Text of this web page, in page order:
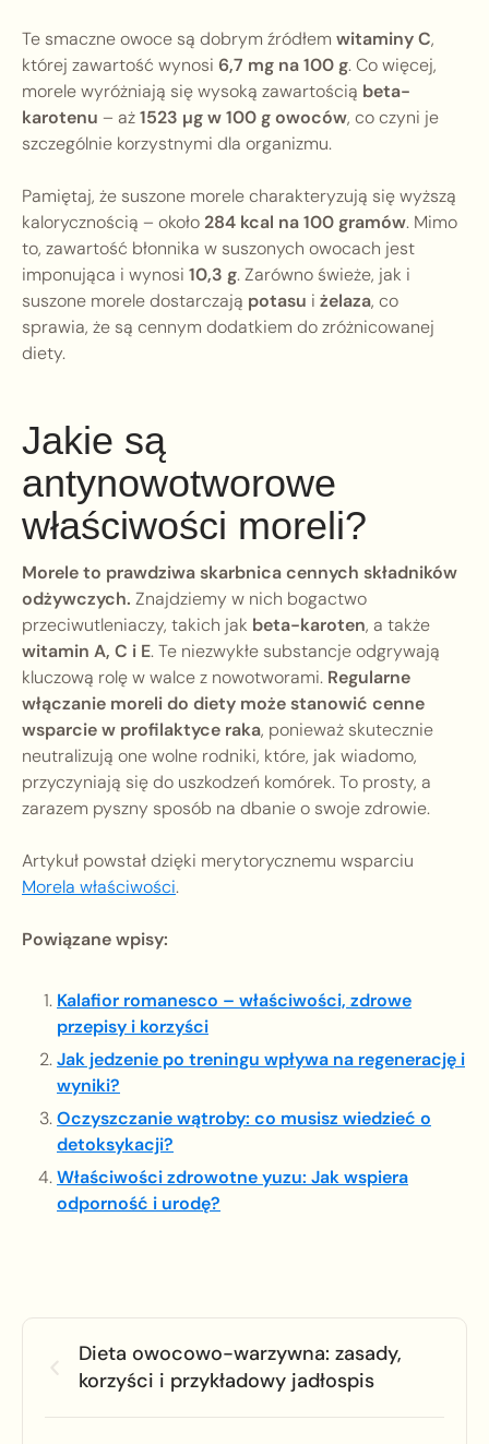
Te smaczne owoce są dobrym źródłem witaminy C,
której zawartość wynosi 6,7 mg na 100 g. Co więcej,
morele wyróżniają się wysoką zawartością beta-
karotenu – aż1523 µg w 100 g owoców, co czyni je
szczególnie korzystnymi dla organizmu.
Pamiętaj, że suszone morele charakteryzują się wyższą
kalorycznością – około284 kcal na 100 gramów. Mimo
to, zawartość błonnika w suszonych owocach jest
imponująca i wynosi 10,3 g. Zarówno świeże, jak i
suszone morele dostarczają potasu i żelaza, co
sprawia, że są cennym dodatkiem do zróżnicowanej
diety.
Jakie są
antynowotworowe
właściwości moreli?
Morele to prawdziwa skarbnica cennych składników
odżywczych. Znajdziemy w nich bogactwo
przeciwutleniaczy, takich jak beta-karoten, a także
witamin A, C i E. Te niezwykłe substancje odgrywają
kluczową rolę w walce z nowotworami. Regularne
włączanie moreli do diety może stanowić cenne
wsparcie w profilaktyce raka, ponieważ skutecznie
neutralizują one wolne rodniki, które, jak wiadomo,
przyczyniają się do uszkodzeń komórek. To prosty, a
zarazem pyszny sposób na dbanie o swoje zdrowie.
Artykuł powstał dzięki merytorycznemu wsparciu
Morela właściwości.
Powiązane wpisy:
Kalafior romanesco – właściwości, zdrowe
przepisy i korzyści
Jak jedzenie po treningu wpływa na regenerację i
wyniki?
Oczyszczanie wątroby: co musisz wiedzieć o
detoksykacji?
Właściwości zdrowotne yuzu: Jak wspiera
odporność i urodę?
Dieta owocowo-warzywna: zasady,
korzyści i przykładowy jadłospis